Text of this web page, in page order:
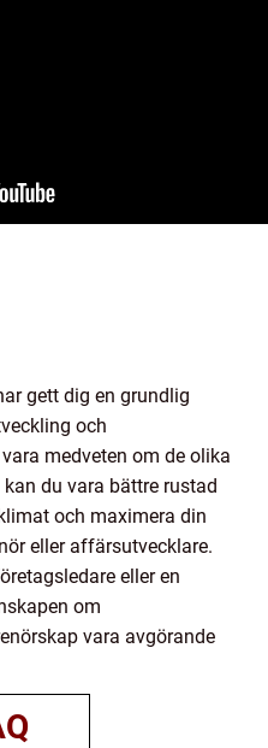
gett dig en grundlig
och
medveten om de olika
du vara bättre rustad
och maximera din
eller affärsutvecklare.
eller en
om
vara avgörande